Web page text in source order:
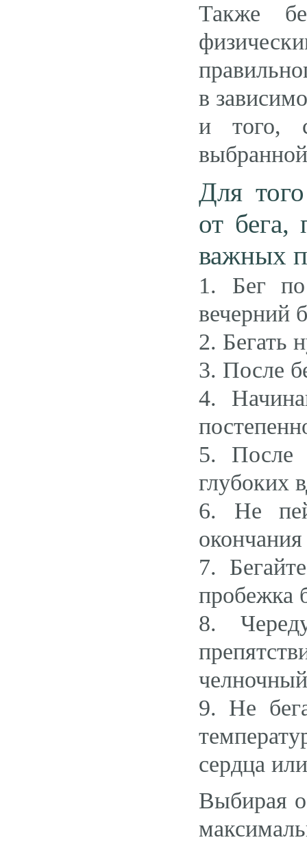
Также
в
и того,
Для
от бега,
важных
1. Бег по
вечерний
2. Бегать
3. После
4.
5. После
глубоких
6. Не
окончания
7.
пробежка
8.
9. Не
сердца
Выбирая